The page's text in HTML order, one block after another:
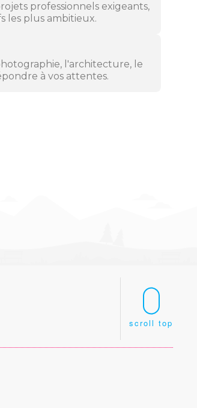
professionnels exigeants,
les plus ambitieux.
l'architecture, le
à vos attentes.
scroll top